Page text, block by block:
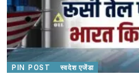
PIN POST स्वदेश एजेंडा